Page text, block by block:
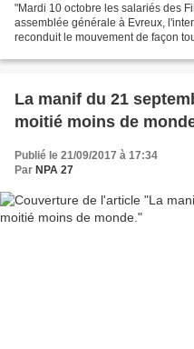
"Mardi 10 octobre les salariés des
assemblée générale à Evreux,
reconduit le mouvement de façon
La manif du 21
moitié moins de
Publié le 21/09/2017 à 17:34
Par NPA 27